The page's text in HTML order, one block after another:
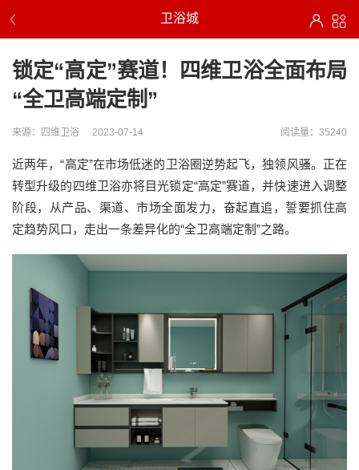
卫浴城
锁定“高定”赛道！四维卫浴全面布局
“全卫高端定制”
来源：四维卫浴 2023-07-14 阅读量：35240
近两年，“高定”在市场低迷的卫浴圈逆势起飞，独领风骚。正在
转型升级的四维卫浴亦将目光锁定“高定”赛道，并快速进入调整
阶段，从产品、渠道、市场全面发力，奋起直追，誓要抓住高
定趋势风口，走出一条差异化的“全卫高端定制”之路。